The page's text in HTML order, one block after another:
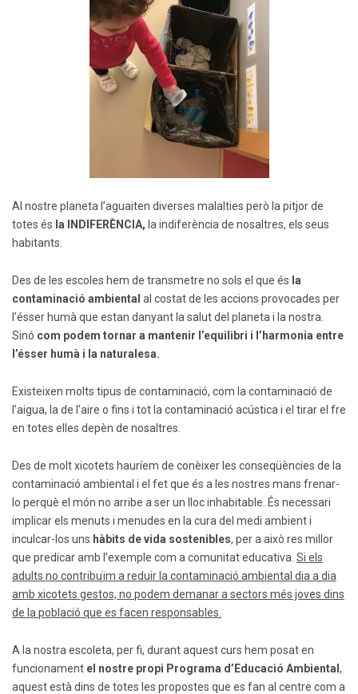
Al nostre planeta l’aguaiten diverses malalties però la pitjor de
totes és la INDIFERÈNCIA, la indiferència de nosaltres, els seus
habitants.
Des de les escoles hem de transmetre no sols el que és la
contaminació ambiental al costat de les accions provocades per
l’ésser humà que estan danyant la salut del planeta i la nostra.
Sinó com podem tornar a mantenir l’equilibri i l’harmonia entre
l’ésser humà i la naturalesa.
Existeixen molts tipus de contaminació, com la contaminació de
l’aigua, la de l’aire o fins i tot la contaminació acústica i el tirar el fre
en totes elles depèn de nosaltres.
Des de molt xicotets hauríem de conèixer les conseqüències de la
contaminació ambiental i el fet que és a les nostres mans frenar-
lo perquè el món no arribe a ser un lloc inhabitable. És necessari
implicar els menuts i menudes en la cura del medi ambient i
inculcar-los uns hàbits de vida sostenibles, per a això res millor
que predicar amb l’exemple com a comunitat educativa. Si els
adults no contribuïm a reduir la contaminació ambiental dia a dia
amb xicotets gestos, no podem demanar a sectors més joves dins
de la població que es facen responsables.
A la nostra escoleta, per fi, durant aquest curs hem posat en
funcionament el nostre propi Programa d’Educació Ambiental ,
aquest està dins de totes les propostes que es fan al centre com a